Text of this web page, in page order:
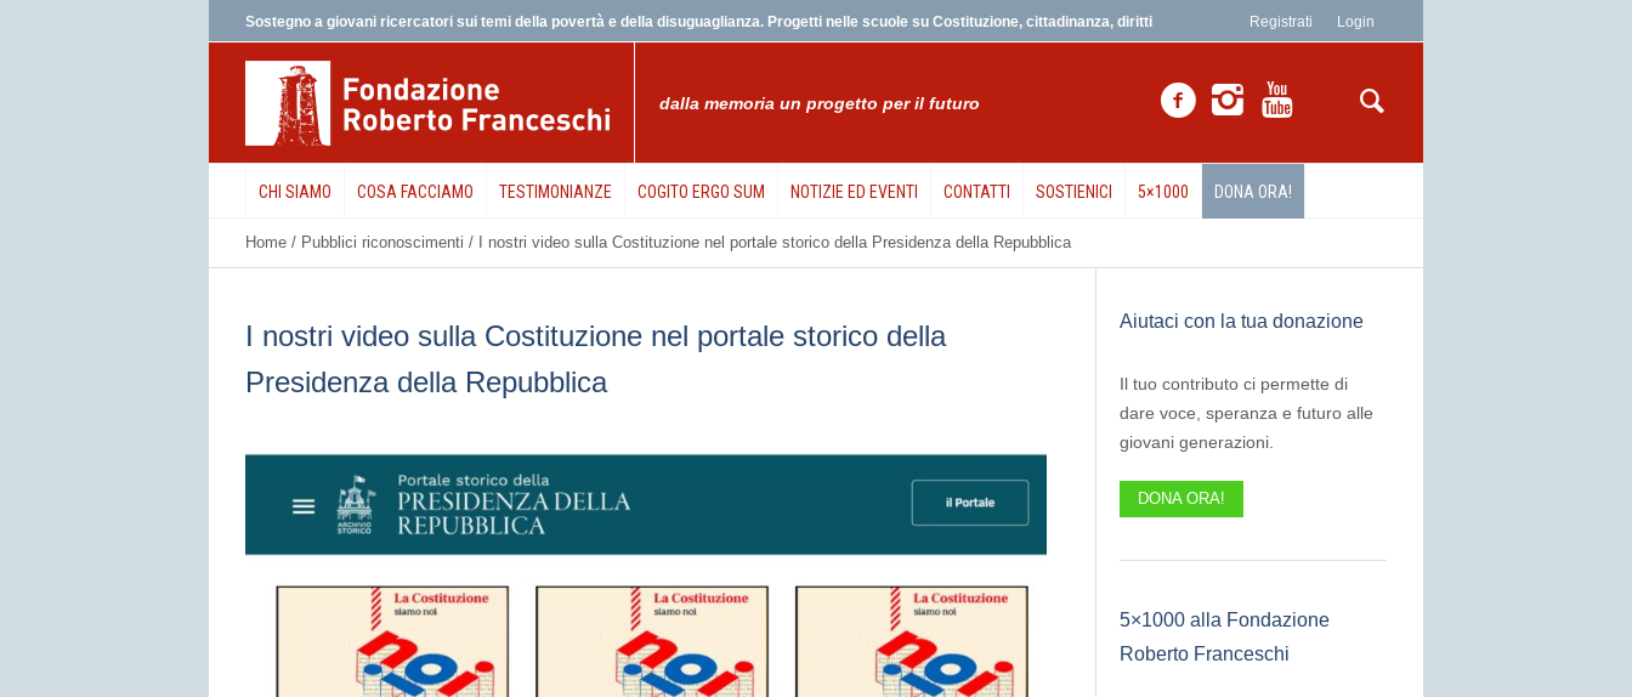
Registrati Login
Sostegno a giovani ricercatori sui temi della povertà e della disuguaglianza. Progetti nelle scuole su Costituzione, cittadinanza, diritti
dalla memoria un progetto per il futuro
CHI SIAMO COSA FACCIAMO TESTIMONIANZE COGITO ERGO SUM NOTIZIE ED EVENTI CONTATTI SOSTIENICI 5×1000 DONA ORA!
Home / Pubblici riconoscimenti / I nostri video sulla Costituzione nel portale storico della Presidenza della Repubblica
I nostri video sulla Costituzione nel portale storico della
Presidenza della Repubblica
Aiutaci con la tua donazione
Il tuo contributo ci permette di
dare voce, speranza e futuro alle
giovani generazioni.
DONA ORA!
5×1000 alla Fondazione
Roberto Franceschi